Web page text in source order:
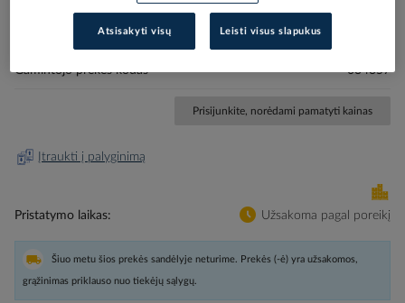
Elektrobalt prekės kodas
EAN kodas
3245060343576
Gamintojo prekės kodas
034357
Prisijunkite, norėdami pamatyti kainas
Įtraukti į palyginimą
Pristatymo laikas Užsakoma pagal poreikį
Šiuo metu šios prekės sandėlyje neturime. Prekės (-ė) yra užsakomos,
grąžinimas priklauso nuo tiekėjų sąlygų.
Atsisakyti visų Leisti visus slapukus